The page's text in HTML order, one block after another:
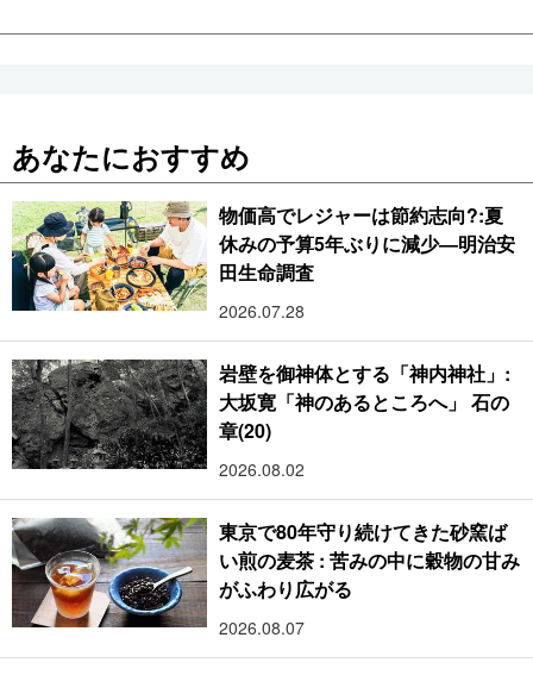
あなたにおすすめ
物価高でレジャーは節約志向?:夏
休みの予算5年ぶりに減少―明治安
田生命調査
2026.07.28
岩壁を御神体とする「神内神社」:
大坂寛「神のあるところへ」 石の
章(20)
2026.08.02
東京で80年守り続けてきた砂窯ば
い煎の麦茶 : 苦みの中に穀物の甘み
がふわり広がる
2026.08.07